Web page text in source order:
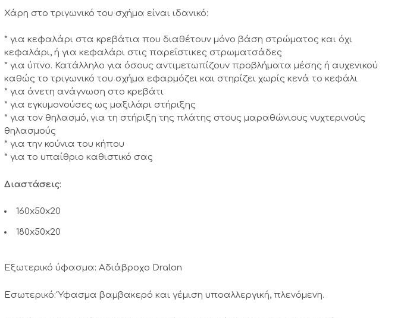
Χάρη στο τριγωνικό του σχήμα είναι ιδανικό:
* για κεφαλάρι στα κρεβάτια που διαθέτουν μόνο βάση στρώματος και όχι
κεφαλάρι, ή για κεφαλάρι στις παρεΐστικες στρωματσάδες
* για ύπνο. Κατάλληλο για όσους αντιμετωπίζουν προβλήματα μέσης ή αυχενικού
καθώς το τριγωνικό του σχήμα εφαρμόζει και στηρίζει χωρίς κενά το κεφάλι
* για άνετη ανάγνωση στο κρεβάτι
* για εγκυμονούσες ως μαξιλάρι στήριξης
* για τον θηλασμό, για τη στήριξη της πλάτης στους μαραθώνιους νυχτερινούς
θηλασμούς
* για την κούνια του κήπου
* για το υπαίθριο καθιστικό σας
Διαστάσεις:
160x50x20
180x50x20
Εξωτερικό ύφασμα: Αδιάβροχο Dralon
Εσωτερικό: Ύφασμα βαμβακερό και γέμιση υποαλλεργική, πλενόμενη.